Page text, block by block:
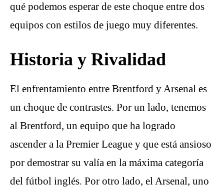
qué podemos esperar de este choque entre dos
equipos con estilos de juego muy diferentes.
Historia y Rivalidad
El enfrentamiento entre Brentford y Arsenal es
un choque de contrastes. Por un lado, tenemos
al Brentford, un equipo que ha logrado
ascender a la Premier League y que está ansioso
por demostrar su valía en la máxima categoría
del fútbol inglés. Por otro lado, el Arsenal, uno